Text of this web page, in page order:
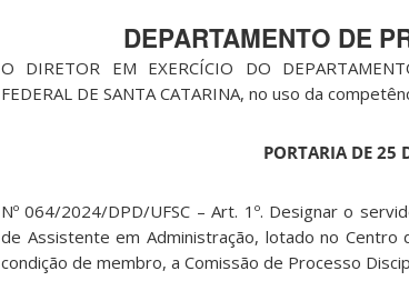
DEPARTAMENTO DE
O DIRETOR EM EXERCÍCIO DO
FEDERAL DE SANTA CATARINA, no uso da
PORTARIA DE 25
Nº 064/2024/DPD/UFSC – Art. 1º. Designar o
de Assistente em Administração, lotado no Centro
condição de membro, a Comissão de Processo